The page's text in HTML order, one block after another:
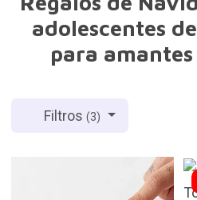
adolescentes
para
Filtros(3)